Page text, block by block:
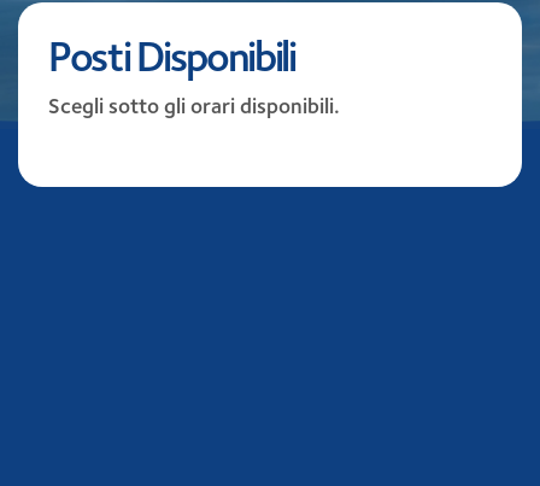
Posti Disponibili
Scegli sotto gli orari disponibili.